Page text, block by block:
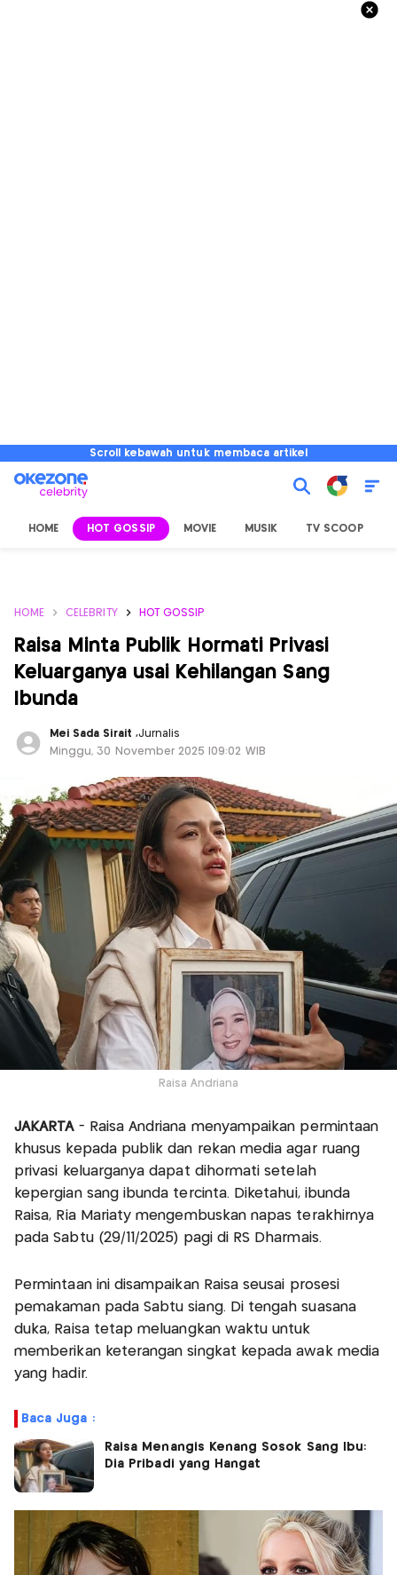
Scroll kebawah untuk membaca artikel
HOME HOT GOSSIP MOVIE MUSIK TV SCOOP
HOME CELEBRITY HOT GOSSIP
Raisa Minta Publik Hormati Privasi
Keluarganya usai Kehilangan Sang
Ibunda
Mei Sada Sirait ,Jurnalis
Minggu, 30 November 2025 |09:02 WIB
Raisa Andriana
JAKARTA- Raisa Andriana menyampaikan permintaan
khusus kepada publik dan rekan media agar ruang
privasi keluarganya dapat dihormati setelah
kepergian sang ibunda tercinta. Diketahui, ibunda
Raisa, Ria Mariaty mengembuskan napas terakhirnya
pada Sabtu (29/11/2025) pagi di RS Dharmais.
Permintaan ini disampaikan Raisa seusai prosesi
pemakaman pada Sabtu siang. Di tengah suasana
duka, Raisa tetap meluangkan waktu untuk
memberikan keterangan singkat kepada awak media
yang hadir.
Baca Juga :
Raisa Menangis Kenang Sosok Sang Ibu:
Dia Pribadi yang Hangat